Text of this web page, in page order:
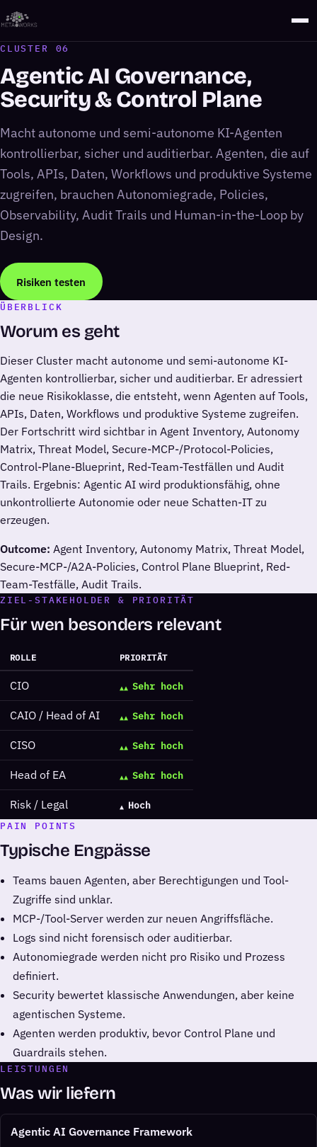
CLUSTER 06
Agentic AI Governance,
Security & Control Plane
Macht autonome und semi-autonome KI-Agenten
kontrollierbar, sicher und auditierbar. Agenten, die auf
Tools, APIs, Daten, Workflows und produktive Systeme
zugreifen, brauchen Autonomiegrade, Policies,
Observability, Audit Trails und Human-in-the-Loop by
Design.
Risiken testen
ÜBERBLICK
Worum es geht
Dieser Cluster macht autonome und semi-autonome KI-
Agenten kontrollierbar, sicher und auditierbar. Er adressiert
die neue Risikoklasse, die entsteht, wenn Agenten auf Tools,
APIs, Daten, Workflows und produktive Systeme zugreifen.
Der Fortschritt wird sichtbar in Agent Inventory, Autonomy
Matrix, Threat Model, Secure-MCP-/Protocol-Policies,
Control-Plane-Blueprint, Red-Team-Testfällen und Audit
Trails. Ergebnis: Agentic AI wird produktionsfähig, ohne
unkontrollierte Autonomie oder neue Schatten-IT zu
erzeugen.
Outcome: Agent Inventory, Autonomy Matrix, Threat Model,
Secure-MCP-/A2A-Policies, Control Plane Blueprint, Red-
Team-Testfälle, Audit Trails.
ZIEL-STAKEHOLDER & PRIORITÄT
Für wen besonders relevant
ROLLE PRIORITÄT
CIO Sehr hoch
CAIO / Head of AI Sehr hoch
CISO Sehr hoch
Head of EA Sehr hoch
Risk / Legal
Hoch
PAIN POINTS
Typische Engpässe
Teams bauen Agenten, aber Berechtigungen und Tool-
Zugriffe sind unklar.
MCP-/Tool-Server werden zur neuen Angriffsfläche.
Logs sind nicht forensisch oder auditierbar.
Autonomiegrade werden nicht pro Risiko und Prozess
definiert.
Security bewertet klassische Anwendungen, aber keine
agentischen Systeme.
Agenten werden produktiv, bevor Control Plane und
Guardrails stehen.
LEISTUNGEN
Was wir liefern
Agentic AI Governance Framework